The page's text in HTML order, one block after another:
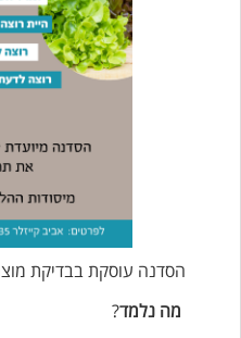
הסדנה עוסקת בבדיקת
מה נלמד?